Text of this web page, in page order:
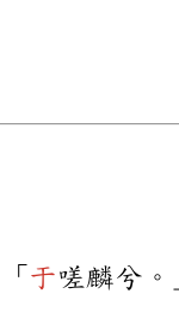
于嗟麟兮。